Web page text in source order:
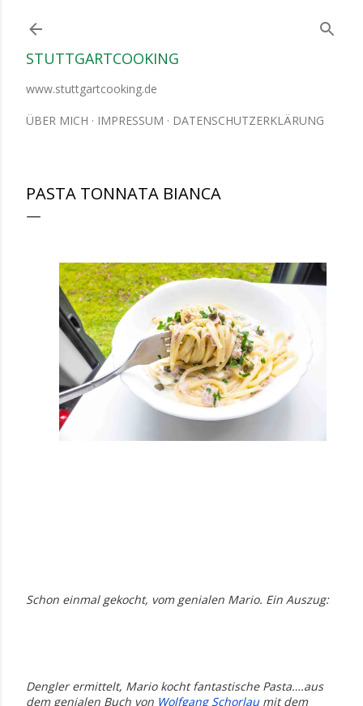
STUTTGARTCOOKING
www.stuttgartcooking.de
ÜBER MICH IMPRESSUM DATENSCHUTZERKLÄRUNG
PASTA TONNATA BIANCA
Schon einmal gekocht, vom genialen Mario. Ein Auszug:
Dengler ermittelt, Mario kocht fantastische Pasta….aus
dem genialen Buch von Wolfgang Schorlaumit dem